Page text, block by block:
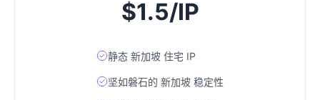
$1.5/IP
静态 新加坡 住宅 IP
坚如磐石的 新加坡 稳定性